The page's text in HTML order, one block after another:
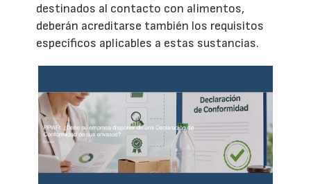
destinados al contacto con alimentos,
deberán acreditarse también los requisitos
específicos aplicables a estas sustancias.